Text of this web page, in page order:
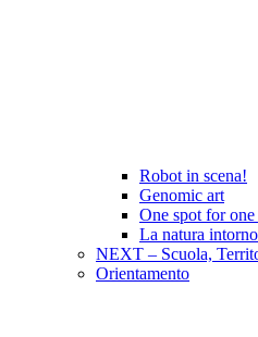
Robot in scena!
Genomic art
One spot for one
La natura
NEXT – Scuola,
Orientamento